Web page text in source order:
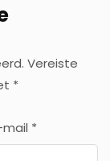
Vereiste
*
mail *